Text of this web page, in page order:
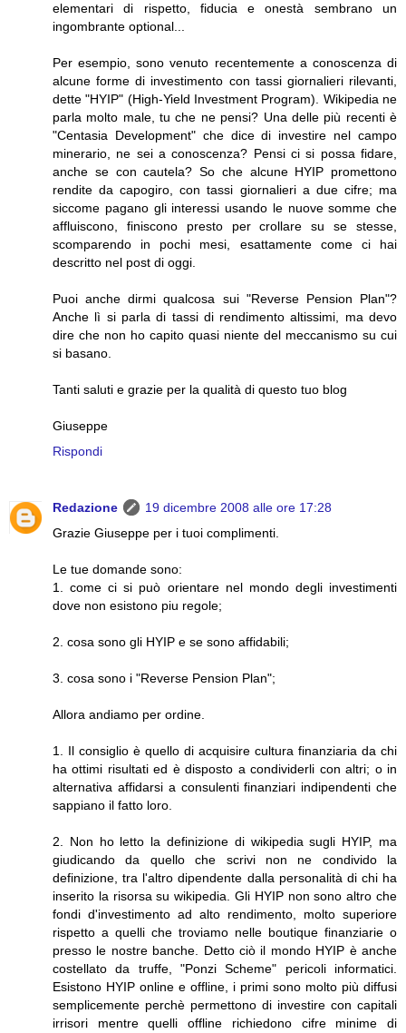
elementari di rispetto, fiducia e onestà sembrano un
ingombrante optional...
Per esempio, sono venuto recentemente a conoscenza di
alcune forme di investimento con tassi giornalieri rilevanti,
dette "HYIP" (High-Yield Investment Program). Wikipedia ne
parla molto male, tu che ne pensi? Una delle più recenti è
"Centasia Development" che dice di investire nel campo
minerario, ne sei a conoscenza? Pensi ci si possa fidare,
anche se con cautela? So che alcune HYIP promettono
rendite da capogiro, con tassi giornalieri a due cifre; ma
siccome pagano gli interessi usando le nuove somme che
affluiscono, finiscono presto per crollare su se stesse,
scomparendo in pochi mesi, esattamente come ci hai
descritto nel post di oggi.
Puoi anche dirmi qualcosa sui "Reverse Pension Plan"?
Anche lì si parla di tassi di rendimento altissimi, ma devo
dire che non ho capito quasi niente del meccanismo su cui
si basano.
Tanti saluti e grazie per la qualità di questo tuo blog
Giuseppe
Rispondi
Redazione
19 dicembre 2008 alle ore 17:28
Grazie Giuseppe per i tuoi complimenti.
Le tue domande sono:
1. come ci si può orientare nel mondo degli investimenti
dove non esistono piu regole;
2. cosa sono gli HYIP e se sono affidabili;
3. cosa sono i "Reverse Pension Plan";
Allora andiamo per ordine.
1. Il consiglio è quello di acquisire cultura finanziaria da chi
ha ottimi risultati ed è disposto a condividerli con altri; o in
alternativa affidarsi a consulenti finanziari indipendenti che
sappiano il fatto loro.
2. Non ho letto la definizione di wikipedia sugli HYIP, ma
giudicando da quello che scrivi non ne condivido la
definizione, tra l'altro dipendente dalla personalità di chi ha
inserito la risorsa su wikipedia. Gli HYIP non sono altro che
fondi d'investimento ad alto rendimento, molto superiore
rispetto a quelli che troviamo nelle boutique finanziarie o
presso le nostre banche. Detto ciò il mondo HYIP è anche
costellato da truffe, "Ponzi Scheme" pericoli informatici.
Esistono HYIP online e offline, i primi sono molto più diffusi
semplicemente perchè permettono di investire con capitali
irrisori mentre quelli offline richiedono cifre minime di